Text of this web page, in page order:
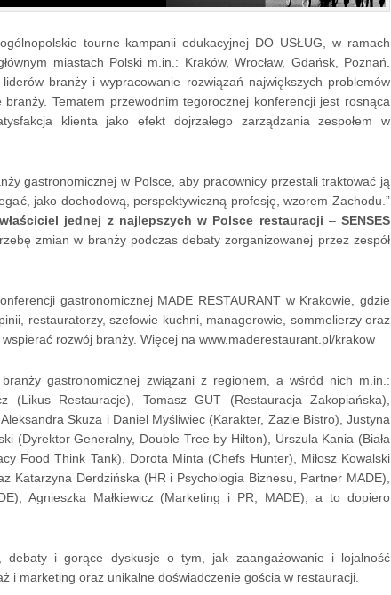
tourne kampanii edukacyjnej DO USŁUG, w ramach
miastach Polski m.in.: Kraków, Wrocław, Gdańsk, Poznań.
branży i wypracowanie rozwiązań największych problemów
Tematem przewodnim tegorocznej konferencji jest rosnąca
klienta jako efekt dojrzałego zarządzania zespołem w
gastronomicznej w Polsce, aby pracownicy przestali traktować ją
jako dochodową, perspektywiczną profesję, wzorem Zachodu.”
jednej z najlepszych w Polsce restauracji – SENSES
zmian w branży podczas debaty zorganizowanej przez zespół
gastronomicznej MADE RESTAURANT w Krakowie, gdzie
restauratorzy, szefowie kuchni, managerowie, sommelierzy oraz
rozwój branży. Więcej na www.maderestaurant.pl/krakow
gastronomicznej związani z regionem, a wśród nich m.in.:
(Likus Restauracje), Tomasz GUT (Restauracja Zakopiańska),
Skuza i Daniel Myśliwiec (Karakter, Zazie Bistro), Justyna
(Dyrektor Generalny, Double Tree by Hilton), Urszula Kania (Biała
Food Think Tank), Dorota Minta (Chefs Hunter), Miłosz Kowalski
Katarzyna Derdzińska (HR i Psychologia Biznesu, Partner MADE),
Agnieszka Małkiewicz (Marketing i PR, MADE), a to dopiero
debaty i gorące dyskusje o tym, jak zaangażowanie i lojalność
i marketing oraz unikalne doświadczenie gościa w restauracji.